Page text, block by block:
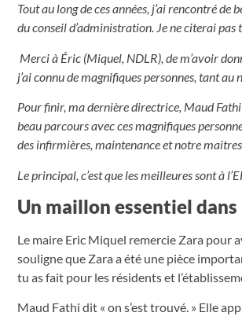
Tout au long de ces années, j’ai rencontré
du conseil d’administration. Je ne citerai
Merci à Éric (Miquel, NDLR), de m’avoir
j’ai connu de magnifiques personnes, tant
Pour finir, ma dernière directrice, Maud
beau parcours avec ces magnifiques
des infirmières, maintenance et notre
Le principal, c’est que les meilleures sont à
Un maillon essentiel dans
Le maire Eric Miquel remercie Zara pour
souligne que Zara a été une pièce
tu as fait pour les résidents et
Maud Fathi dit « on s’est trouvé. » Elle